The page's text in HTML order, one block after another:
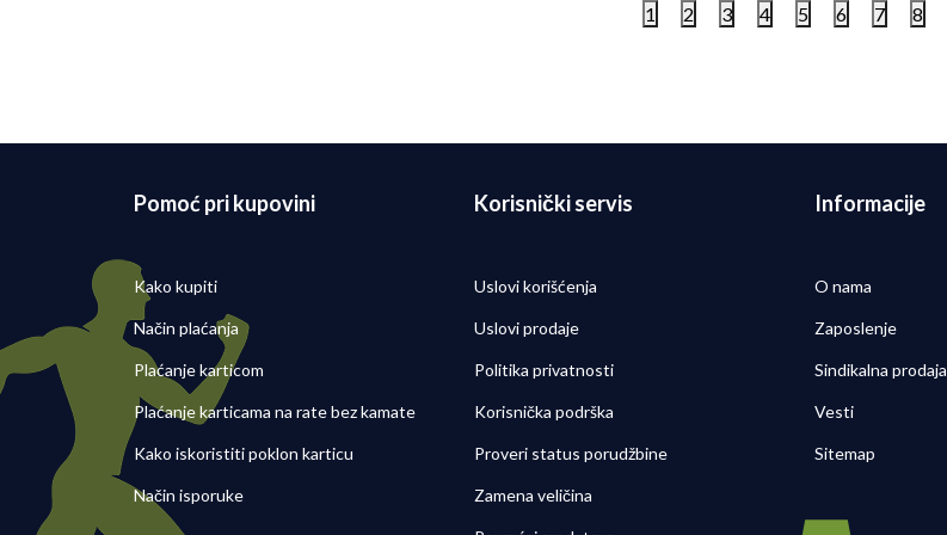
1 2 3 4 5 6 7 8
Pomoć pri kupovini
Kako kupiti
Način plaćanja
Plaćanje karticom
Plaćanje karticama na rate bez kamate
Kako iskoristiti poklon karticu
Način isporuke
Korisnički servis
Uslovi korišćenja
Uslovi prodaje
Politika privatnosti
Korisnička podrška
Proveri status porudžbine
Zamena veličina
Informacije
O nama
Zaposlenje
Sindikalna prodaja
Vesti
Sitemap